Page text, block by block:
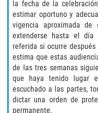
Delitos
Dañar
de
la fecha de la
estimar oportuno y
vigencia aproximada
extenderse hasta el
referida si ocurre
estima que estas
de las tres semanas
que haya tenido lugar
escuchado a las partes,
dictar una orden de
permanente.